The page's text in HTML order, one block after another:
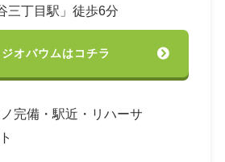
三丁目駅」徒歩6分
ジオバウムはコチラ
完備・駅近・リハーサ